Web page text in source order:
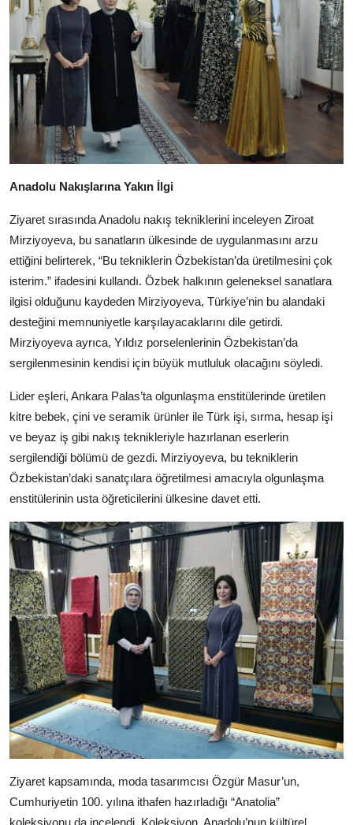
Anadolu Nakışlarına Yakın İlgi
Ziyaret sırasında Anadolu nakış tekniklerini inceleyen Ziroat
Mirziyoyeva, bu sanatların ülkesinde de uygulanmasını arzu
ettiğini belirterek, “Bu tekniklerin Özbekistan’da üretilmesini çok
isterim.” ifadesini kullandı. Özbek halkının geleneksel sanatlara
ilgisi olduğunu kaydeden Mirziyoyeva, Türkiye’nin bu alandaki
desteğini memnuniyetle karşılayacaklarını dile getirdi.
Mirziyoyeva ayrıca, Yıldız porselenlerinin Özbekistan’da
sergilenmesinin kendisi için büyük mutluluk olacağını söyledi.
Lider eşleri, Ankara Palas’ta olgunlaşma enstitülerinde üretilen
kitre bebek, çini ve seramik ürünler ile Türk işi, sırma, hesap işi
ve beyaz iş gibi nakış teknikleriyle hazırlanan eserlerin
sergilendiği bölümü de gezdi. Mirziyoyeva, bu tekniklerin
Özbekistan’daki sanatçılara öğretilmesi amacıyla olgunlaşma
enstitülerinin usta öğreticilerini ülkesine davet etti.
Ziyaret kapsamında, moda tasarımcısı Özgür Masur’un,
Cumhuriyetin 100. yılına ithafen hazırladığı “Anatolia”
koleksiyonu da incelendi. Koleksiyon, Anadolu’nun kültürel